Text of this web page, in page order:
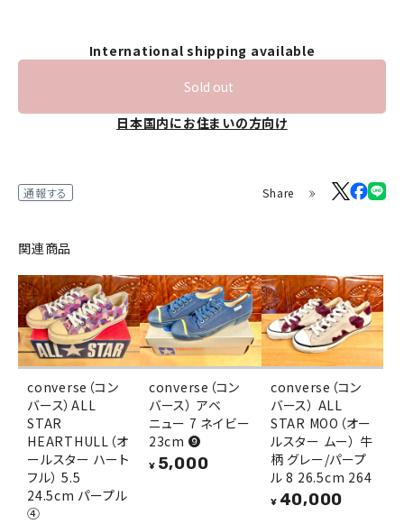
International shipping available
Sold out
日本国内にお住まいの方向け
通報する Share
関連商品
converse（コン
バース）ALL
STAR
HEARTHULL（オ
ールスター ハート
フル） 5.5
24.5cm パープル
④
converse（コン
バース） アベ
ニュー 7 ネイビー
23cm ❾
¥ 5,000
converse（コン
バース） ALL
STAR MOO（オー
ルスター ムー） 牛
柄 グレー/パープ
ル 8 26.5cm 264
¥ 40,000